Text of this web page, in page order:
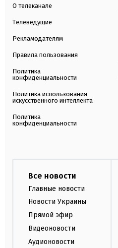
О телеканале
Телеведущие
Рекламодателям
Правила пользования
Политика
конфиденциальности
Политика использования
искусственного интеллекта
Политика
конфиденциальности
Все новости
Главные новости
Новости Украины
Прямой эфир
Видеоновости
Аудионовости